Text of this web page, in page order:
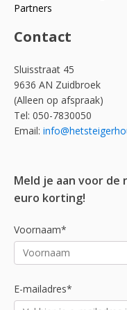
Partners
Contact
Sluisstraat 45
9636 AN Zuidbroek
(Alleen op afspraak)
Tel: 050-7830050
Email:
Meld je aan voor de
euro korting!
Voornaam*
E-mailadres*